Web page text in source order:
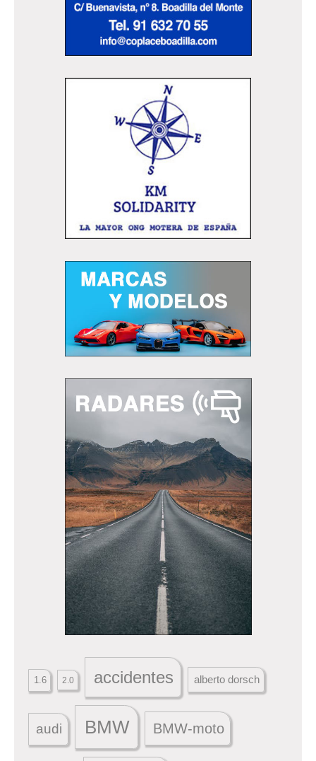
1.6 2.0 accidentes alberto dorsch
audi BMW BMW-moto